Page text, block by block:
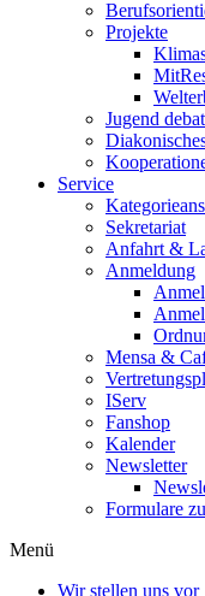
Projekte
Jugend
Service
Sekretariat
Anfahrt &
Anmeldung
Mensa &
IServ
Fanshop
Kalender
Newsletter
Formulare
Menü
Wir stellen uns vor